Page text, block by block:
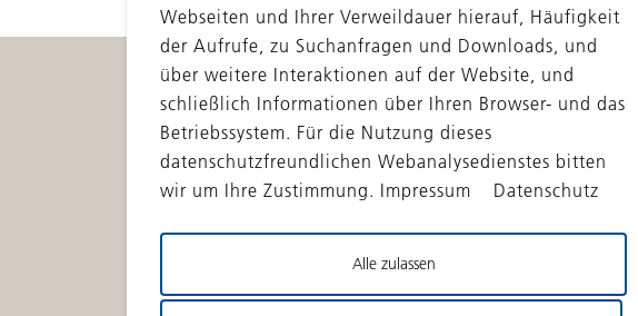
DBAG Solvares
Continuation Fund
DBAG ECF IV
DBAG ECF III
DBAG ECF II
Portfoliounternehmen
Erfolgsgeschichten
Webseiten und Ihrer Verweildauer hierauf, Häufigkeit
der Aufrufe, zu Suchanfragen und Downloads, und
über weitere Interaktionen auf der Website, und
schließlich Informationen über Ihren Browser- und das
Betriebssystem. Für die Nutzung dieses
datenschutzfreundlichen Webanalysedienstes bitten
wir um Ihre Zustimmung. Impressum Datenschutz
Alle zulassen